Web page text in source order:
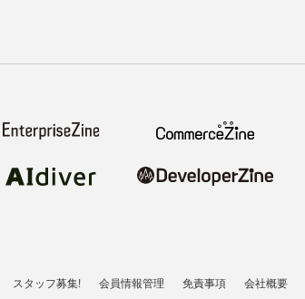
スタッフ募集! 会員情報管理 免責事項 会社概要